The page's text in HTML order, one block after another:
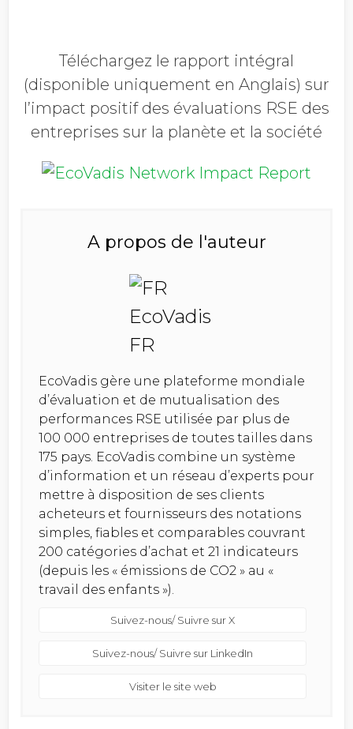
Téléchargez le rapport intégral
(disponible uniquement en Anglais) sur
l’impact positif des évaluations RSE des
entreprises sur la planète et la société
A propos de l'auteur
EcoVadis gère une plateforme mondiale
d’évaluation et de mutualisation des
performances RSE utilisée par plus de
100 000 entreprises de toutes tailles dans
175 pays. EcoVadis combine un système
d’information et un réseau d’experts pour
mettre à disposition de ses clients
acheteurs et fournisseurs des notations
simples, fiables et comparables couvrant
200 catégories d’achat et 21 indicateurs
(depuis les « émissions de CO2 » au «
travail des enfants »).
Suivez-nous/ Suivre sur X
Suivez-nous/ Suivre sur LinkedIn
Visiter le site web